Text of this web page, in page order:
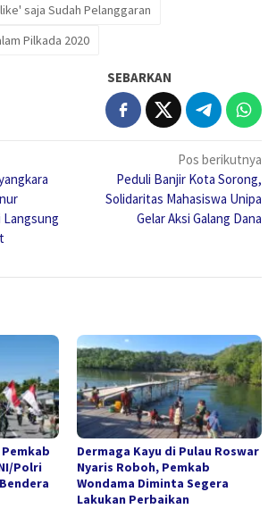
saja Sudah Pelanggaran
Pilkada 2020
SEBARKAN
Langsung
Pos berikutnya
Peduli Banjir Kota Sorong,
Solidaritas Mahasiswa Unipa
Gelar Aksi Galang Dana
Polri
Dermaga Kayu di Pulau Roswar
Nyaris Roboh, Pemkab
Wondama Diminta Segera
Lakukan Perbaikan